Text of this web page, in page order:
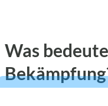
Was